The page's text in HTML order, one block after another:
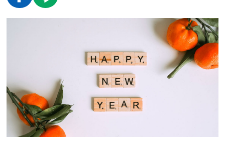
TOEIC 多益課程
IELTS 雅思課程
TOEFL 托福課程
自然發音
英文聽力養成
旅遊英文
基礎字彙
情境閱讀
ECAM
Let's Talk
韓語
西班牙語
一對一家教
企業訓練
學員故事
Recruiting